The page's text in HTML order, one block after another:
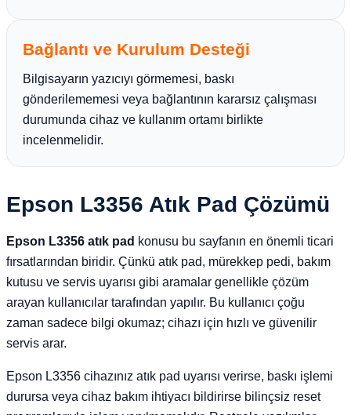
Bağlantı ve Kurulum Desteği
Bilgisayarın yazıcıyı görmemesi, baskı
gönderilememesi veya bağlantının kararsız çalışması
durumunda cihaz ve kullanım ortamı birlikte
incelenmelidir.
Epson L3356 Atık Pad Çözümü
Epson L3356 atık pad konusu bu sayfanın en önemli ticari
fırsatlarından biridir. Çünkü atık pad, mürekkep pedi, bakım
kutusu ve servis uyarısı gibi aramalar genellikle çözüm
arayan kullanıcılar tarafından yapılır. Bu kullanıcı çoğu
zaman sadece bilgi okumaz; cihazı için hızlı ve güvenilir
servis arar.
Epson L3356 cihazınız atık pad uyarısı verirse, baskı işlemi
durursa veya cihaz bakım ihtiyacı bildirirse bilinçsiz reset